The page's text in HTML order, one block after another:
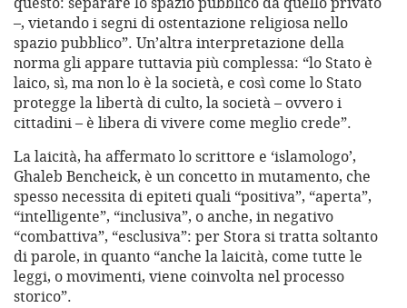
–, vietando i segni di ostentazione religiosa nello
spazio pubblico”. Un’altra interpretazione della
norma gli appare tuttavia più complessa: “lo Stato è
laico, sì, ma non lo è la società, e così come lo Stato
protegge la libertà di culto, la società – ovvero i
cittadini – è libera di vivere come meglio crede”.
La laicità, ha affermato lo scrittore e ‘islamologo’,
Ghaleb Bencheick, è un concetto in mutamento, che
spesso necessita di epiteti quali “positiva”, “aperta”,
“intelligente”, “inclusiva”, o anche, in negativo
“combattiva”, “esclusiva”: per Stora si tratta soltanto
di parole, in quanto “anche la laicità, come tutte le
leggi, o movimenti, viene coinvolta nel processo
storico”.